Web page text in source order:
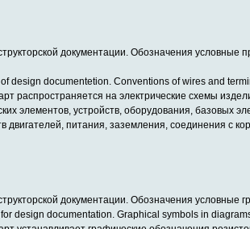
документации. Обозначения условные
design documentetion. Conventions of wires and
распространяется на электрические схемы
элементов, устройств, оборудования, базовых
питания, заземления, соединения с
документации. Обозначения условные
design documentation. Graphical symbols in